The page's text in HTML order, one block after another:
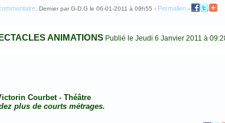
. Dernier par G-D.G le 06-01-2011 à 09h55 - Permalien -
ANIMATIONS Publié le Jeudi 6 Janvier 2011 à
Courbet - Théâtre
plus de courts métrages.